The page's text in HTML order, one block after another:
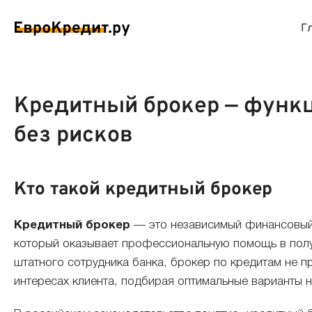
на карту
займы
займы
Займы без проверок
Долгосрочные займы
Виртуальные
Беспроцентные
Кредитный брокер —
без рисков
Кто такой кредитный брокер
Кредитный брокер — это независимый
который оказывает профессиональную помощь в
штатного сотрудника банка, брокер по кредитам не
интересах клиента, подбирая оптимальные варианты